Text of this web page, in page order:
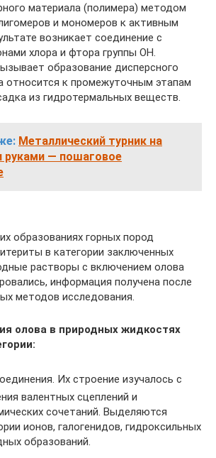
материала (полимера) методом
и мономеров к активным
возникает соединение с
хлора и фтора группы ОН.
образование дисперсного
относится к промежуточным этапам
из гидротермальных веществ.
Металлический турник на
руками — пошаговое
образованиях горных пород
в категории заключенных
растворы с включением олова
информация получена после
методов исследования.
олова в природных жидкостях
Их строение изучалось с
валентных сцеплений и
сочетаний. Выделяются
ионов, галогенидов, гидроксильных
образований.